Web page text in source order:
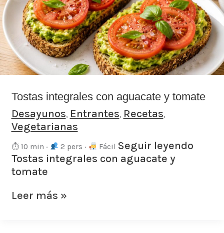
Tostas integrales con aguacate y tomate
Desayunos, Entrantes, Recetas,
Vegetarianas
⏱ 10 min · 2 pers · Fácil Seguir leyendo
Tostas integrales con aguacate y
tomate
aguacate
tomate
Leer más »